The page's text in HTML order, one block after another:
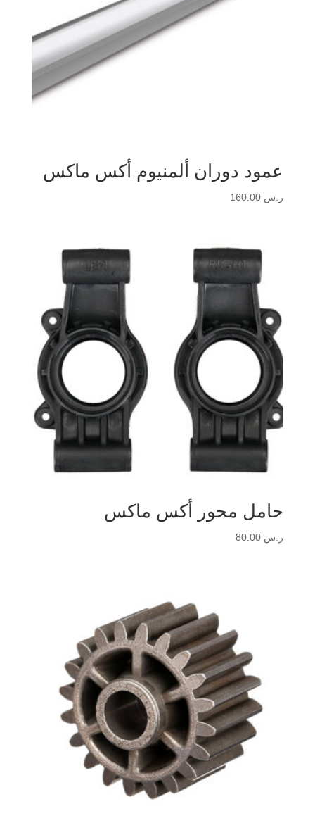
عمود دوران ألمنيوم أكس ماكس
ر.س
حامل محور أكس ماكس
ر.س